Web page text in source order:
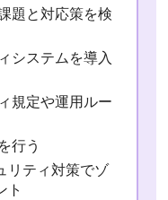
題と対応策を検
システムを導入
規定や運用ルー
行う
リティ対策でゾ
ト